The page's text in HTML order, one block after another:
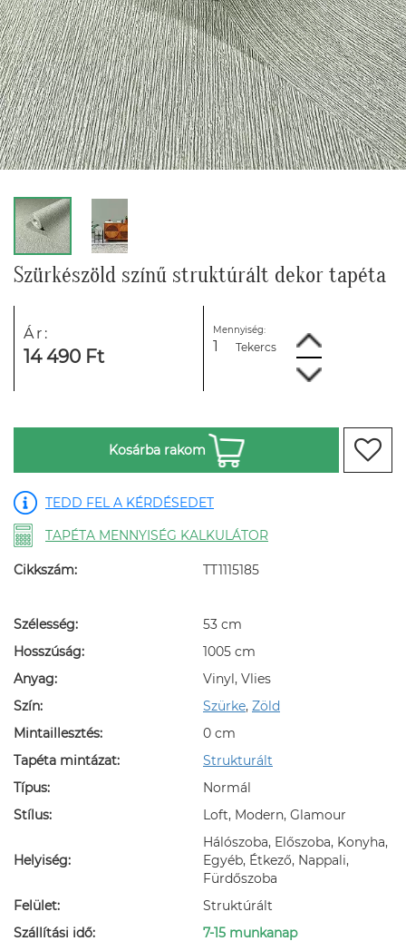
Szürkészöld színű struktúrált dekor tapéta
Ár:
14 490 Ft
Mennyiség:
Tekercs
Kosárba rakom
TEDD FEL A KÉRDÉSEDET
TAPÉTA MENNYISÉG KALKULÁTOR
Cikkszám: TT1115185
Szélesség:
53 cm
Hosszúság:
1005 cm
Anyag:
Vinyl, Vlies
Szín:
Szürke, Zöld
Mintaillesztés:
0 cm
Tapéta mintázat:
Strukturált
Típus:
Normál
Stílus:
Loft, Modern, Glamour
Helyiség:
Hálószoba, Előszoba, Konyha,
Egyéb, Étkező, Nappali,
Fürdőszoba
Felület:
Struktúrált
Szállítási idő:
7-15 munkanap